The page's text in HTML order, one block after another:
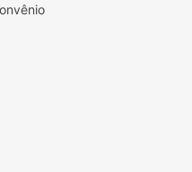
natural de roer
maior